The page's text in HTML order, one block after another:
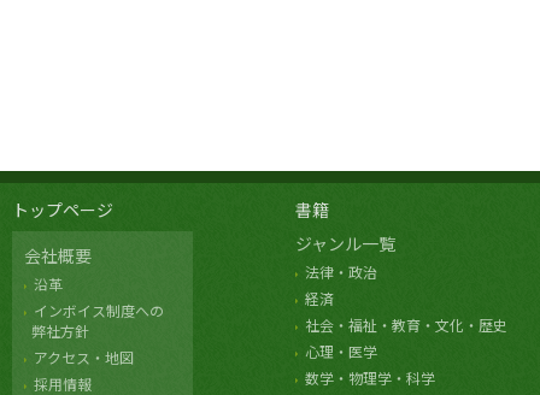
トップページ
会社概要
沿革
インボイス制度への
弊社方針
アクセス・地図
採用情報
書籍
ジャンル一覧
法律・政治
経済
社会・福祉・教育・文化・歴史
心理・医学
数学・物理学・科学